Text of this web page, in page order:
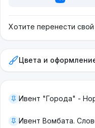
Хотите перенести свой
Цвета и
Ивент "Города" -
Ивент Вомбата.